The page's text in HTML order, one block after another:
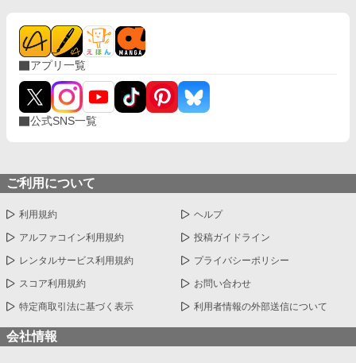
ます。（Do not reupload / use my writing for any purposes, inclu
ding for AI）
アプリ一覧
公式SNS一覧
ご利用について
利用規約 ヘルプ
アルファコイン利用規約 投稿ガイドライン
レンタルサービス利用規約 プライバシーポリシー
スコア利用規約 お問い合わせ
特定商取引法に基づく表示 利用者情報の外部送信について
会社情報